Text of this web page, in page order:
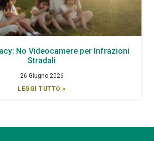
No Videocamere per Infrazioni
Stradali
26 Giugno 2026
LEGGI TUTTO »